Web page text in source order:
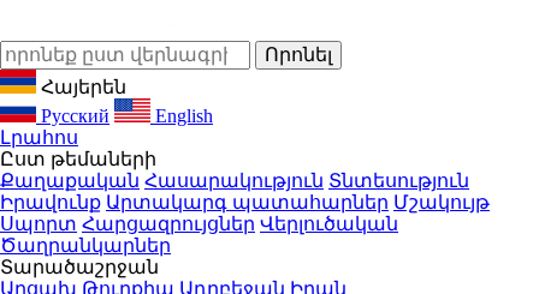
Հայերեն
Русский
English
Լրահոս
Ըստ թեմաների
Քաղաքական Հասարակություն Տնտեսություն
Իրավունք Արտակարգ պատահարներ Մշակույթ
Սպորտ Հարցազրույցներ Վերլուծական
Ծաղրանկարներ
Տարածաշրջան
Արցախ Թուրքիա Ադրբեջան Իրան